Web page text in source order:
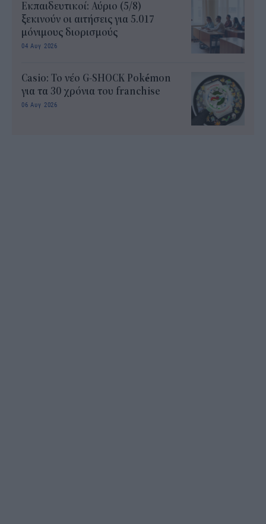
Εκπαιδευτικοί: Αύριο (5/8)
ξεκινούν οι αιτήσεις για 5.017
μόνιμους διορισμούς
04 Αυγ 2026
Casio: Το νέο G-SHOCK Pokémon
για τα 30 χρόνια του franchise
06 Αυγ 2026